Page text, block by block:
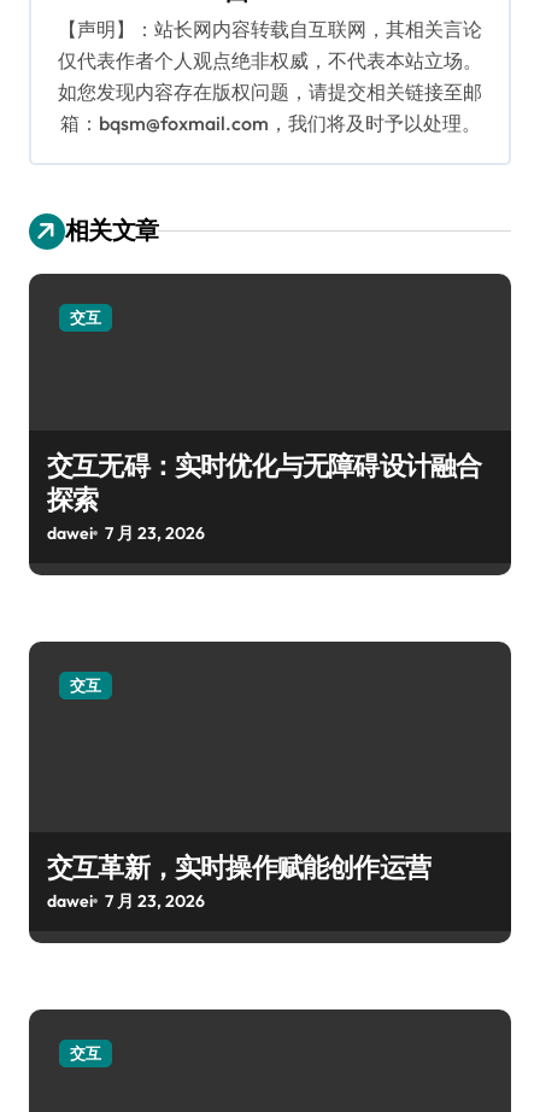
【声明】：站长网内容转载自互联网，其相关言论
仅代表作者个人观点绝非权威，不代表本站立场。
如您发现内容存在版权问题，请提交相关链接至邮
箱：bqsm@foxmail.com，我们将及时予以处理。
相关文章
交互
交互无碍：实时优化与无障碍设计融合
探索
dawei 7 月 23, 2026
交互
交互革新，实时操作赋能创作运营
dawei 7 月 23, 2026
交互